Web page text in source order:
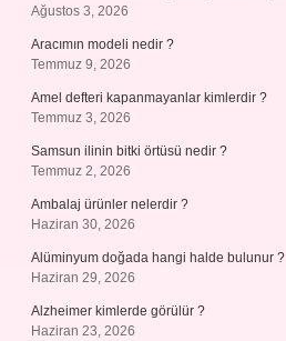
Ağustos 3, 2026
Aracımın modeli nedir ?
Temmuz 9, 2026
Amel defteri kapanmayanlar kimlerdir ?
Temmuz 3, 2026
Samsun ilinin bitki örtüsü nedir ?
Temmuz 2, 2026
Ambalaj ürünler nelerdir ?
Haziran 30, 2026
Alüminyum doğada hangi halde bulunur ?
Haziran 29, 2026
Alzheimer kimlerde görülür ?
Haziran 23, 2026